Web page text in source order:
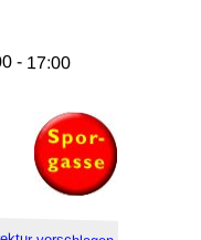
- 17:00